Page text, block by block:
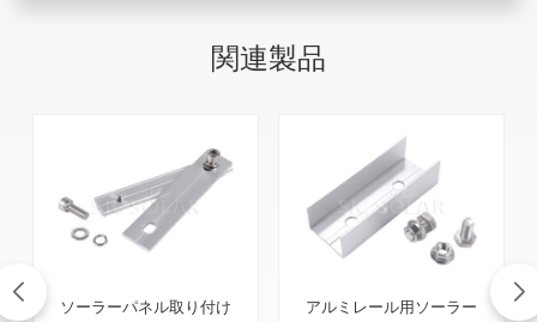
関連製品
ソーラーパネル取り付け
アルミレール用ソーラー